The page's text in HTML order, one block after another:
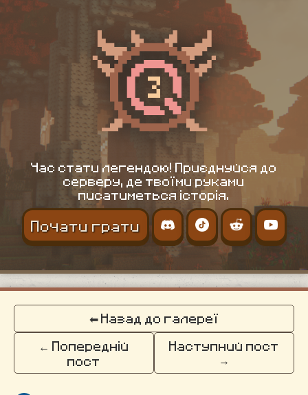
Час стати легендою! Приєднуйся до
серверу, де твоїми руками
писатиметься історія.
Почати грати
⬅ Назад до галереї
← Попередній
пост
Наступний пост
→